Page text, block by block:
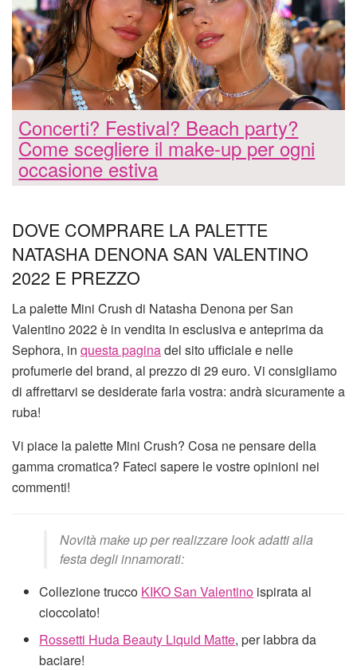
Concerti? Festival? Beach party?
Come scegliere il make-up per ogni
occasione estiva
DOVE COMPRARE LA PALETTE
NATASHA DENONA SAN VALENTINO
2022 E PREZZO
La palette Mini Crush di Natasha Denona per San
Valentino 2022 è in vendita in esclusiva e anteprima da
Sephora, in questa paginadel sito ufficiale e nelle
profumerie del brand, al prezzo di 29 euro. Vi consigliamo
di affrettarvi se desiderate farla vostra: andrà sicuramente a
ruba!
Vi piace la palette Mini Crush? Cosa ne pensare della
gamma cromatica? Fateci sapere le vostre opinioni nei
commenti!
Novità make up per realizzare look adatti alla
festa degli innamorati:
Collezione trucco KIKO San Valentino ispirata al
cioccolato!
Rossetti Huda Beauty Liquid Matte, per labbra da
baciare!